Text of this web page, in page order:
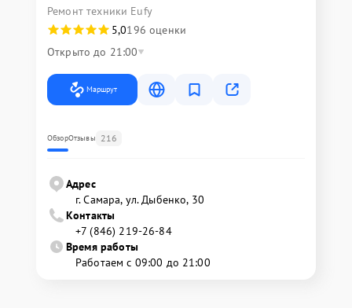
Ремонт техники Eufy
5,0196 оценки
Открыто до 21:00
Маршрут
ОбзорОтзывы 216
Адрес
г. Самара, ул. Дыбенко, 30
Контакты
+7 (846) 219-26-84
Время работы
Работаем с 09:00 до 21:00